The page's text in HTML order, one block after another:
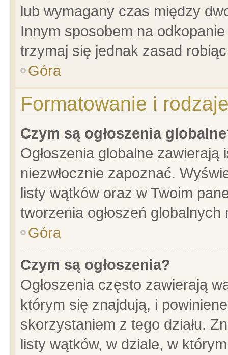
lub wymagany czas między
Innym sposobem na
trzymaj się jednak zasad
Góra
Formatowanie i
Czym są ogłoszenia
Ogłoszenia globalne
niezwłocznie zapoznać.
listy wątków oraz w Twoim
tworzenia ogłoszeń
Góra
Czym są ogłoszenia?
Ogłoszenia często zawierają
którym się znajdują, i
skorzystaniem z tego działu.
listy wątków, w dziale, w